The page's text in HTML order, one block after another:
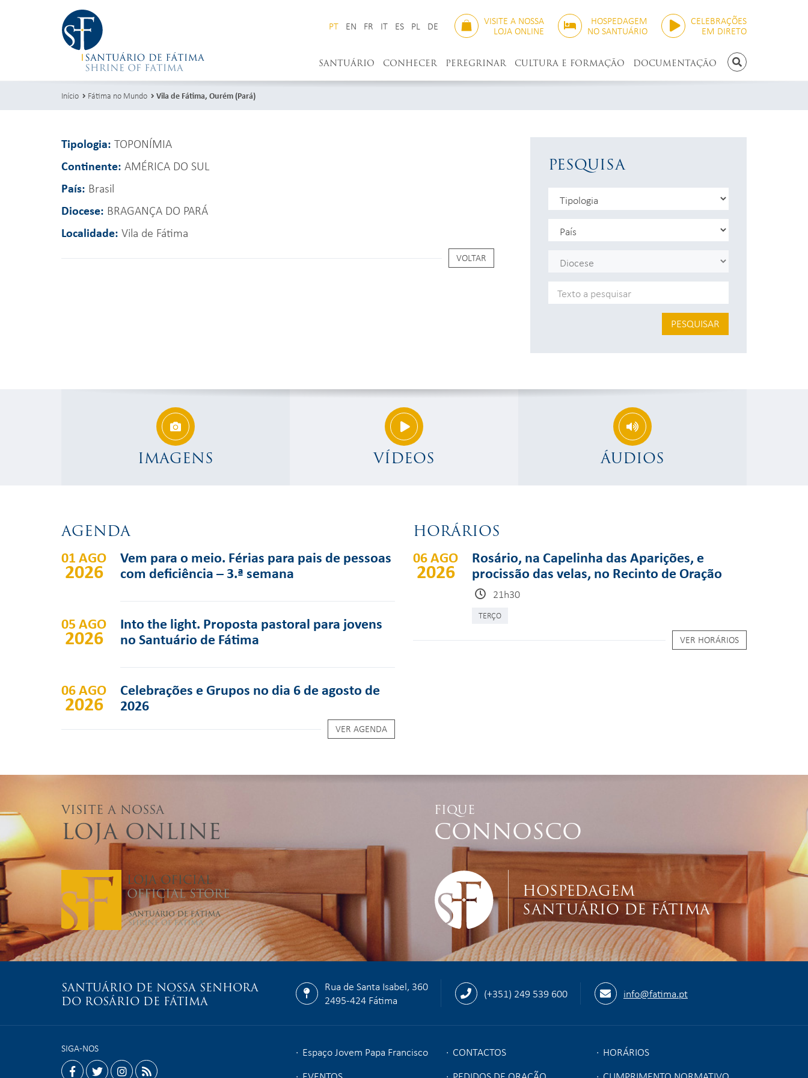
PT EN FR IT ES PL DE VISITE A NOSSA
LOJA ONLINE
HOSPEDAGEM
NO SANTUÁRIO
CELEBRAÇÕES
EM DIRETO
PESQUISAR
SANTUÁRIO CONHECER PEREGRINAR CULTURA E FORMAÇÃO DOCUMENTAÇÃO
Início Fátima no Mundo Vila de Fátima, Ourém (Pará)
PESQUISA
PESQUISAR
Tipologia: TOPONÍMIA
Continente: AMÉRICA DO SUL
País: Brasil
Diocese: BRAGANÇA DO PARÁ
Localidade: Vila de Fátima
VOLTAR
IMAGENS VÍDEOS ÁUDIOS
AGENDA
01 AGO
2026
Vem para o meio. Férias para pais de pessoas
com deficiência – 3.ª semana
05 AGO
2026
Into the light. Proposta pastoral para jovens
no Santuário de Fátima
06 AGO
2026
Celebrações e Grupos no dia 6 de agosto de
2026
VER AGENDA
HORÁRIOS
06 AGO
2026
Rosário, na Capelinha das Aparições, e
procissão das velas, no Recinto de Oração
21h30
TERÇO
VER HORÁRIOS
VISITE A NOSSA
LOJA ONLINE
FIQUE
CONNOSCO
HOSPEDAGEM
SANTUÁRIO DE FÁTIMA
SANTUÁRIO DE NOSSA SENHORA
DO ROSÁRIO DE FÁTIMA
Rua de Santa Isabel, 360
2495-424 Fátima
(+351) 249 539 600 info@fatima.pt
Espaço Jovem Papa Francisco CONTACTOS
HORÁRIOS
SIGA-NOS